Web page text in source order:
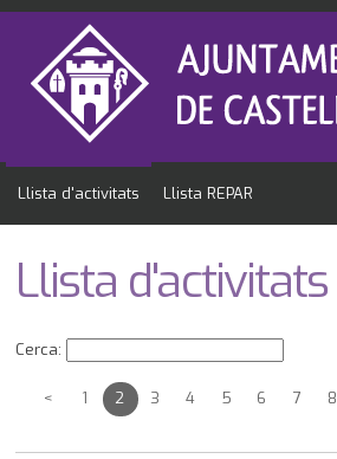
Llista d'activitats Llista REPAR
Llista d'activitats
Cerca:
< 1 2 3 4 5 6 7 8